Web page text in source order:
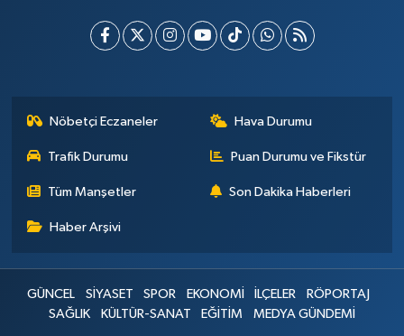
Nöbetçi Eczaneler Hava Durumu
Trafik Durumu Puan Durumu ve Fikstür
Tüm Manşetler Son Dakika Haberleri
Haber Arşivi
GÜNCEL SİYASET SPOR EKONOMİ İLÇELER
RÖPORTAJ
SAĞLIK
KÜLTÜR-SANAT EĞİTİM MEDYA GÜNDEMİ